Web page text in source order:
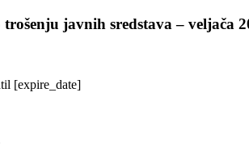
javnih sredstava – veljača
[expire_date]